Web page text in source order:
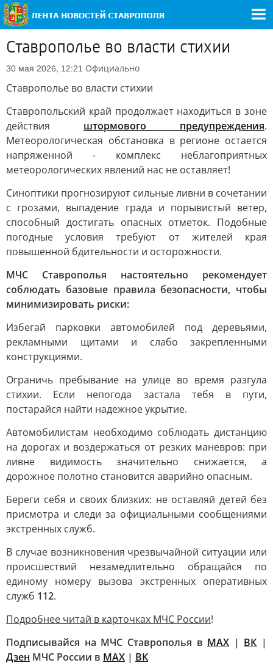
Ставрополье во власти стихии
30 мая 2026, 12:21 Официально
Ставрополье во власти стихии
Ставропольский край продолжает находиться в зоне
действия штормового предупреждения.
Метеорологическая обстановка в регионе остается
напряженной - комплекс неблагоприятных
метеорологических явлений нас не оставляет!
Синоптики прогнозируют сильные ливни в сочетании
с грозами, выпадение града и порывистый ветер,
способный достигать опасных отметок. Подобные
погодные условия требуют от жителей края
повышенной бдительности и осторожности.
МЧС Ставрополья настоятельно рекомендует
соблюдать базовые правила безопасности, чтобы
минимизировать риски:
Избегай парковки автомобилей под деревьями,
рекламными щитами и слабо закрепленными
конструкциями.
Ограничь пребывание на улице во время разгула
стихии. Если непогода застала тебя в пути,
постарайся найти надежное укрытие.
Автомобилистам необходимо соблюдать дистанцию
на дорогах и воздержаться от резких маневров: при
ливне видимость значительно снижается, а
дорожное полотно становится аварийно опасным.
Береги себя и своих близких: не оставляй детей без
присмотра и следи за официальными сообщениями
экстренных служб.
В случае возникновения чрезвычайной ситуации или
происшествий незамедлительно обращайся по
единому номеру вызова экстренных оперативных
служб 112.
Подробнее читай в карточках МЧС России!
Подписывайся на МЧС Ставрополья в MAX | ВК |
Дзен МЧС России в MAX | ВК